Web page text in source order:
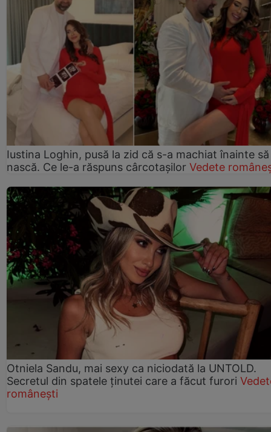
Iustina Loghin, pusă la zid că s-a machiat înainte să
nască. Ce le-a răspuns cârcotașilor Vedete
Otniela Sandu, mai sexy ca niciodată la UNTOLD.
Secretul din spatele ținutei care a făcut furori
românești